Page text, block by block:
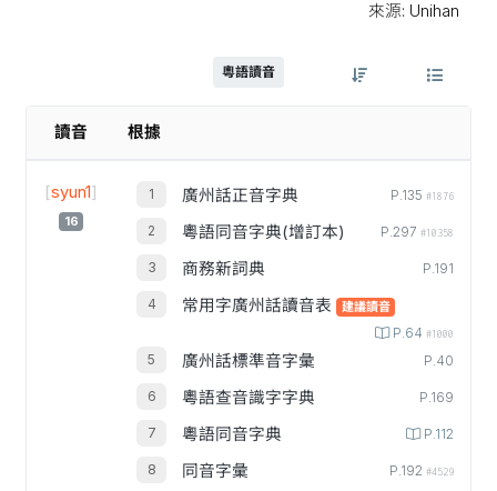
來源: Unihan
粵語讀音
讀音 根據
[syun1]
16
廣州話正音字典 P.135 #1876
粵語同音字典(增訂本) P.297 #10358
商務新詞典 P.191
常用字廣州話讀音表 建議讀音
P.64 #1000
廣州話標準音字彙 P.40
粵語查音識字字典 P.169
粵語同音字典 P.112
同音字彙 P.192 #4529